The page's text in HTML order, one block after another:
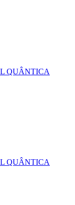
QUÂNTICA
QUÂNTICA